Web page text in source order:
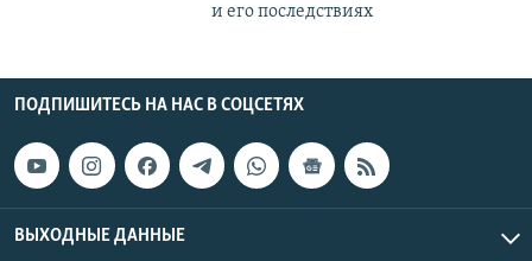
и его последствиях
ПОДПИШИТЕСЬ НА НАС В СОЦСЕТЯХ
ВЫХОДНЫЕ ДАННЫЕ